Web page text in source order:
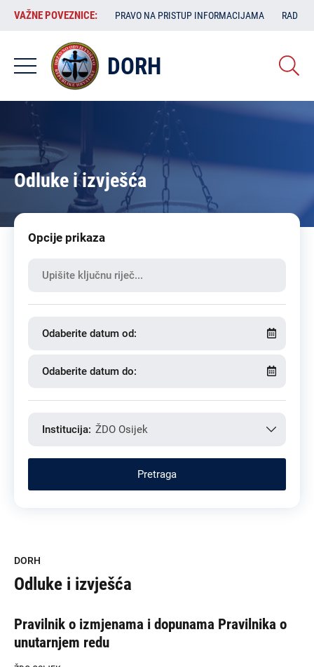
Skoči
sadržaj
VAŽNE
POVEZNICE:
VAŽNE POVEZNICE: PRAVO NA PRISTUP INFORMACIJAMA RAD
DORH
Odluke i izvješća
Opcije prikaza
Odaberite datum od:
Odaberite datum do:
Institucija: ŽDO Osijek
DORH
Odluke i izvješća
Pravilnik o izmjenama i dopunama Pravilnika o
unutarnjem redu